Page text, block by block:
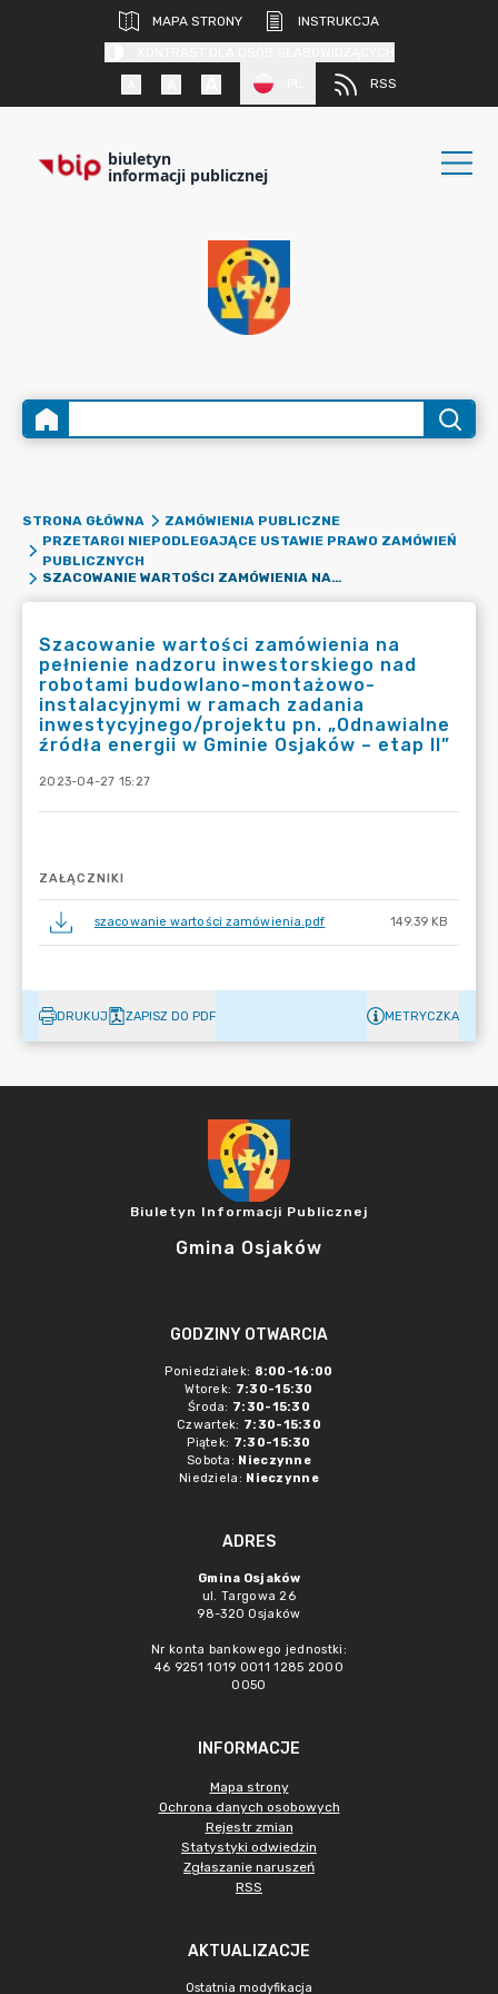
MAPA STRONY
INSTRUKCJA
RSS
biuletyn
informacji publicznej
STRONA GŁÓWNA
ZAMÓWIENIA PUBLICZNE
PRZETARGI NIEPODLEGAJĄCE USTAWIE PRAWO ZAMÓWIEŃ
PUBLICZNYCH
SZACOWANIE WARTOŚCI ZAMÓWIENIA NA PEŁNIENIE NADZORU INWESTORSKIEGO NAD ROBOTAMI BUDOWLANO-MONTAŻOWO-INSTALACYJNYMI W RAMACH ZADANIA INWESTYCYJNEGO/PROJEKTU PN. „ODNAWIALNE ŹRÓDŁA ENERGII W GMINIE OSJAKÓW – ETAP II”
Szacowanie wartości zamówienia na
pełnienie nadzoru inwestorskiego nad
robotami budowlano-montażowo-
instalacyjnymi w ramach zadania
inwestycyjnego/projektu pn. „Odnawialne
źródła energii w Gminie Osjaków – etap II”
2023-04-27 15:27
ZAŁĄCZNIKI
szacowanie wartości zamówienia.pdf 149.39 KB
DRUKUJ ZAPISZ DO PDF METRYCZKA
Biuletyn Informacji Publicznej
Gmina Osjaków
GODZINY OTWARCIA
Poniedziałek: 8:00-16:00
Wtorek: 7:30-15:30
Środa: 7:30-15:30
Czwartek: 7:30-15:30
Piątek: 7:30-15:30
Sobota: Nieczynne
Niedziela: Nieczynne
ADRES
Gmina Osjaków
ul. Targowa 26
98-320 Osjaków
Nr konta bankowego jednostki:
46 9251 1019 0011 1285 2000
0050
INFORMACJE
Mapa strony
Ochrona danych osobowych
Rejestr zmian
Statystyki odwiedzin
Zgłaszanie naruszeń
RSS
AKTUALIZACJE
Ostatnia modyfikacja